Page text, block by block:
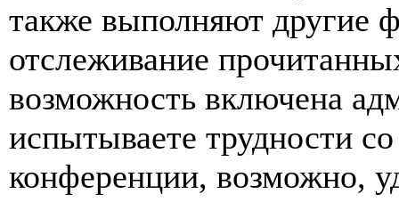
также выполняют другие
отслеживание
возможность включена
испытываете трудности
конференции, возможно,